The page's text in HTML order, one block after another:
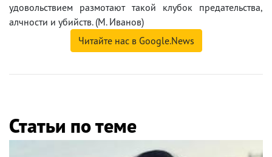
удовольствием размотают такой клубок предательства,
алчности и убийств. (М. Иванов)
Читайте нас в Google.News
Статьи по теме